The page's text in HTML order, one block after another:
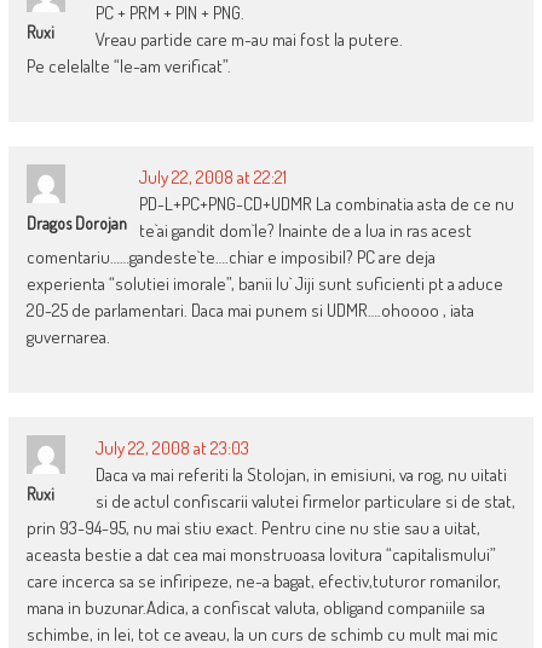
Ruxi
PC + PRM + PIN + PNG.
Vreau partide care m-au mai fost la putere.
Pe celelalte “le-am verificat”.
Dragos Dorojan
July 22, 2008 at 22:21
PD-L+PC+PNG-CD+UDMR La combinatia asta de ce nu
te`ai gandit dom`le? Inainte de a lua in ras acest
comentariu……gandeste`te….chiar e imposibil? PC are deja
experienta “solutiei imorale”, banii lu` Jiji sunt suficienti pt a aduce
20-25 de parlamentari. Daca mai punem si UDMR….ohoooo , iata
guvernarea.
Ruxi
July 22, 2008 at 23:03
Daca va mai referiti la Stolojan, in emisiuni, va rog, nu uitati
si de actul confiscarii valutei firmelor particulare si de stat,
prin 93-94-95, nu mai stiu exact. Pentru cine nu stie sau a uitat,
aceasta bestie a dat cea mai monstruoasa lovitura “capitalismului”
care incerca sa se infiripeze, ne-a bagat, efectiv,tuturor romanilor,
mana in buzunar.Adica, a confiscat valuta, obligand companiile sa
schimbe, in lei, tot ce aveau, la un curs de schimb cu mult mai mic